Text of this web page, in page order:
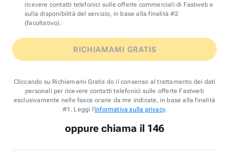
ricevere contatti telefonici sulle offerte commerciali di Fastweb e
sulla disponibilità del servizio, in base alla finalità #2
(facoltativo).
RICHIAMAMI GRATIS
Cliccando su Richiamami Gratis do il consenso al trattamento dei dati
personali per ricevere contatti telefonici sulle offerte Fastweb
esclusivamente nelle fasce orarie da me indicate, in base alla finalità
#1. Leggi l'informativa sulla privacy.
oppure chiama il 146